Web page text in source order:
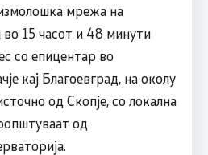
мрежа на
15 часот и 48 минути
со епицентар во
кај Благоевград, на околу
од Скопје, со локална
од